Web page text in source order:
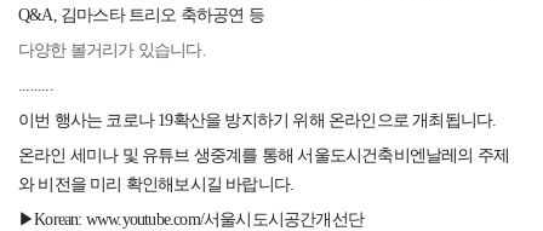
Q&A, 김마스타 트리오 축하공연 등
다양한 볼거리가 있습니다.
.........
이번 행사는 코로나 19확산을 방지하기 위해 온라인으로 개최됩니다.
온라인 세미나 및 유튜브 생중계를 통해 서울도시건축비엔날레의 주제
와 비전을 미리 확인해보시길 바랍니다.
▶Korean: www.youtube.com/서울시도시공간개선단